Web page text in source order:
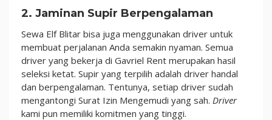
2. Jaminan Supir Berpengalaman
Sewa Elf Blitar bisa juga menggunakan driver untuk
membuat perjalanan Anda semakin nyaman. Semua
driver yang bekerja di Gavriel Rent merupakan hasil
seleksi ketat. Supir yang terpilih adalah driver handal
dan berpengalaman. Tentunya, setiap driver sudah
mengantongi Surat Izin Mengemudi yang sah. Driver
kami pun memiliki komitmen yang tinggi.